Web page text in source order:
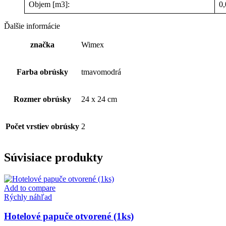
Objem [m3]:
Ďalšie informácie
značka Wimex
Farba obrúsky tmavomodrá
Rozmer obrúsky 24 x 24 cm
Počet vrstiev obrúsky 2
Súvisiace produkty
Add to compare
Rýchly náhľad
Hotelové papuče otvorené (1ks)